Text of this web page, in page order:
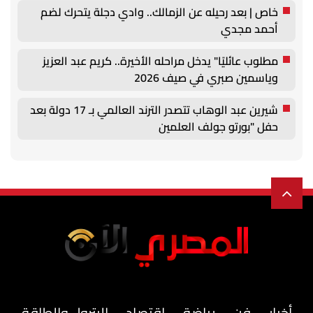
خاص | بعد رحيله عن الزمالك.. وادي دجلة يتحرك لضم
أحمد مجدي
مطلوب عائليًا" يدخل مراحله الأخيرة.. كريم عبد العزيز
وياسمين صبري في صيف 2026
شيرين عبد الوهاب تتصدر الترند العالمي بـ 17 دولة بعد
حفل "بورتو جولف العلمين